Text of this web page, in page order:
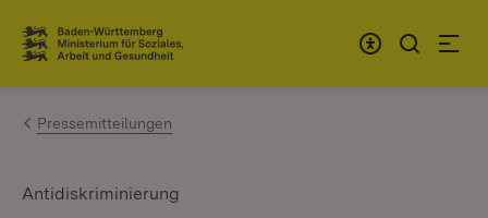
Zum Inhalt springen
Link zur Startseite
Pressemitteilungen
Antidiskriminierung